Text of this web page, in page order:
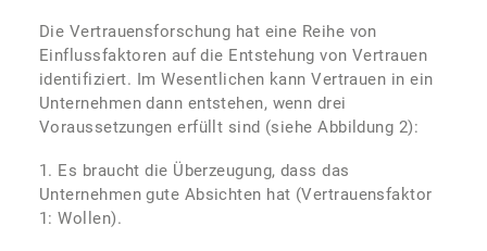
Die Vertrauensforschung hat eine Reihe von
Einflussfaktoren auf die Entstehung von Vertrauen
identifiziert. Im Wesentlichen kann Vertrauen in ein
Unternehmen dann entstehen, wenn drei
Voraussetzungen erfüllt sind (siehe Abbildung 2):
1. Es braucht die Überzeugung, dass das
Unternehmen gute Absichten hat (Vertrauensfaktor
1: Wollen).